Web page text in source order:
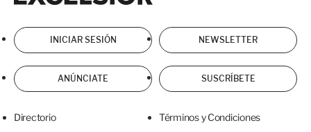
INICIAR SESIÓN NEWSLETTER
ANÚNCIATE SUSCRÍBETE
Directorio Términos y Condiciones